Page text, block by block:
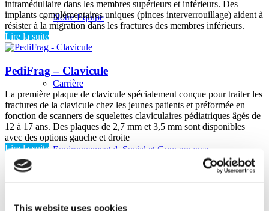
This website uses cookies
Notre Equipe
Carrière
Environnemental, Social et Gouvernance
intramédullaire dans les membres supérieurs et inférieurs. Des
implants complémentaires uniques (pinces interverrouillage) aident à
résister à la migration dans les fractures des membres inférieurs.
Lire la suite
PediFrag – Clavicule
La première plaque de clavicule spécialement conçue pour traiter les
fractures de la clavicule chez les jeunes patients et préformée en
fonction de scanners de squelettes claviculaires pédiatriques âgés de
12 à 17 ans. Des plaques de 2,7 mm et 3,5 mm sont disponibles
avec des options gauche et droite
Lire la suite
Le système de plaque de fusion du poignet OrthoPediatrics se